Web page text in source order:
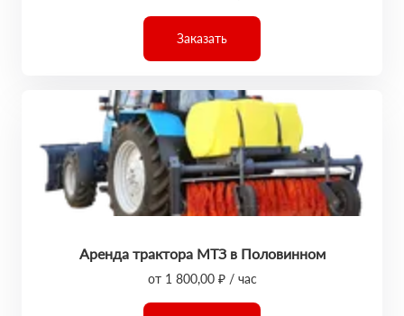
Заказать
Аренда трактора МТЗ в Половинном
от 1 800,00 ₽ / час